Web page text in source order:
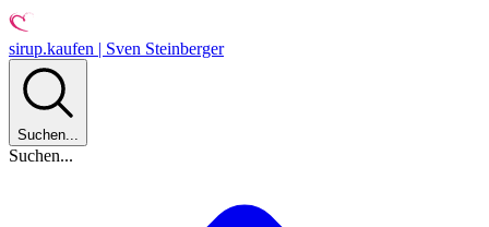
sirup.kaufen | Sven Steinberger
Suchen...
Suchen...